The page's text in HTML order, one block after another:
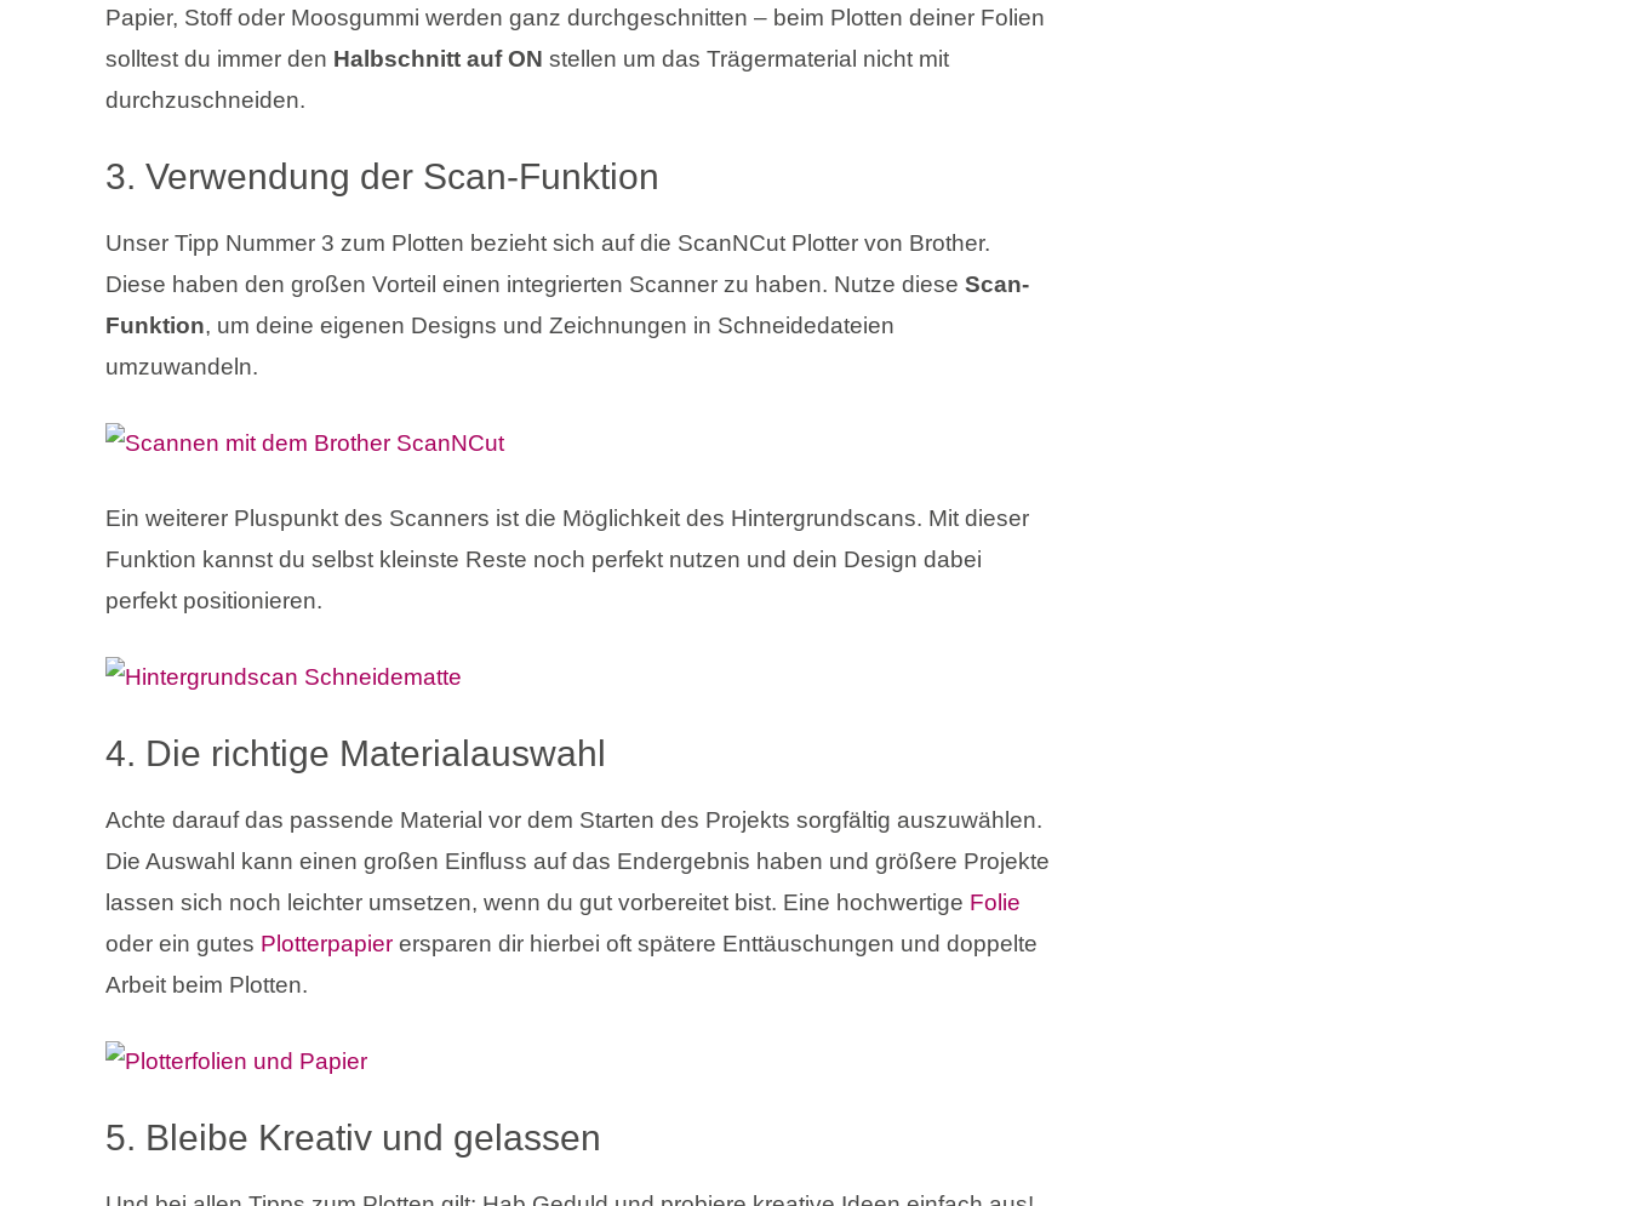
Papier, Stoff oder Moosgummi werden ganz durchgeschnitten – beim Plotten deiner Folien
solltest du immer den Halbschnitt auf ON stellen um das Trägermaterial nicht mit
durchzuschneiden.
3. Verwendung der Scan-Funktion
Unser Tipp Nummer 3 zum Plotten bezieht sich auf die ScanNCut Plotter von Brother.
Diese haben den großen Vorteil einen integrierten Scanner zu haben. Nutze diese Scan-
Funktion, um deine eigenen Designs und Zeichnungen in Schneidedateien
umzuwandeln.
Ein weiterer Pluspunkt des Scanners ist die Möglichkeit des Hintergrundscans. Mit dieser
Funktion kannst du selbst kleinste Reste noch perfekt nutzen und dein Design dabei
perfekt positionieren.
4. Die richtige Materialauswahl
Achte darauf das passende Material vor dem Starten des Projekts sorgfältig auszuwählen.
Die Auswahl kann einen großen Einfluss auf das Endergebnis haben und größere Projekte
lassen sich noch leichter umsetzen, wenn du gut vorbereitet bist. Eine hochwertige Folie
oder ein gutes Plotterpapier ersparen dir hierbei oft spätere Enttäuschungen und doppelte
Arbeit beim Plotten.
5. Bleibe Kreativ und gelassen